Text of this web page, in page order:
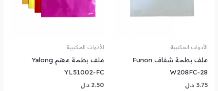
الأدوات المكتبية
ملف بطمة شفاف Funon
W208FC-28
3.75 د.ل
الأدوات المكتبية
ملف بطمة معتم Yalong
YL51002-FC
2.50 د.ل